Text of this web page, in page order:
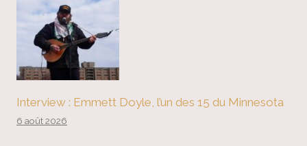
Interview : Emmett Doyle, l’un des 15 du Minnesota
6 août 2026